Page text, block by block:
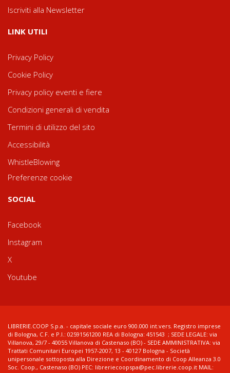
Iscriviti alla Newsletter
LINK UTILI
Privacy Policy
Cookie Policy
Privacy policy eventi e fiere
Condizioni generali di vendita
Termini di utilizzo del sito
Accessibilità
WhistleBlowing
Preferenze cookie
SOCIAL
Facebook
Instagram
X
Youtube
LIBRERIE.COOP S.p.a. - capitale sociale euro 900.000 int.vers. Registro imprese
di Bologna, C.F. e P.I.: 02591561200 REA di Bologna: 451543 ; SEDE LEGALE: via
Villanova, 29/7 - 40055 Villanova di Castenaso (BO) - SEDE AMMINISTRATIVA: via
Trattati Comunitari Europei 1957-2007, 13 - 40127 Bologna - Società
unipersonale sottoposta alla Direzione e Coordinamento di Coop Alleanza 3.0
Soc. Coop., Castenaso (BO) PEC: libreriecoopspa@pec.librerie.coop.it MAIL: